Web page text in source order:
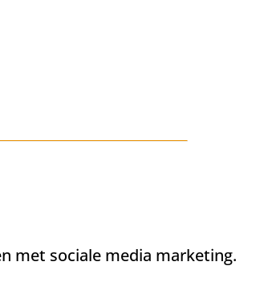
met sociale media marketing.